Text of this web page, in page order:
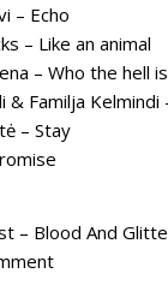
– Echo
– Like an animal
– Who the hell
& Familja Kelmindi
– Stay
– Blood And